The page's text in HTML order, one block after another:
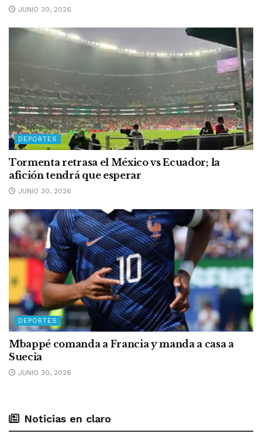
JUNIO 30, 2026
DEPORTES
Tormenta retrasa el México vs Ecuador; la
afición tendrá que esperar
JUNIO 30, 2026
DEPORTES
Mbappé comanda a Francia y manda a casa a
Suecia
JUNIO 30, 2026
Noticias en claro